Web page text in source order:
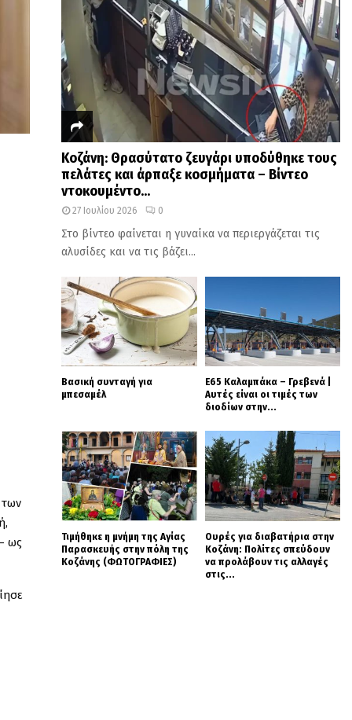
ως
Κοζάνη: Θρασύτατο ζευγάρι υποδύθηκε τους
πελάτες και άρπαξε κοσμήματα – Βίντεο
ντοκουμέντο...
27 Ιουλίου 2026 0
Στο βίντεο φαίνεται η γυναίκα να περιεργάζεται τις
αλυσίδες και να τις βάζει...
Βασική συνταγή για
μπεσαμέλ
Ε65 Καλαμπάκα – Γρεβενά |
Αυτές είναι οι τιμές των
διοδίων στην...
Τιμήθηκε η μνήμη της Αγίας
Παρασκευής στην πόλη της
Κοζάνης (ΦΩΤΟΓΡΑΦΙΕΣ)
Ουρές για διαβατήρια στην
Κοζάνη: Πολίτες σπεύδουν
να προλάβουν τις αλλαγές
στις...